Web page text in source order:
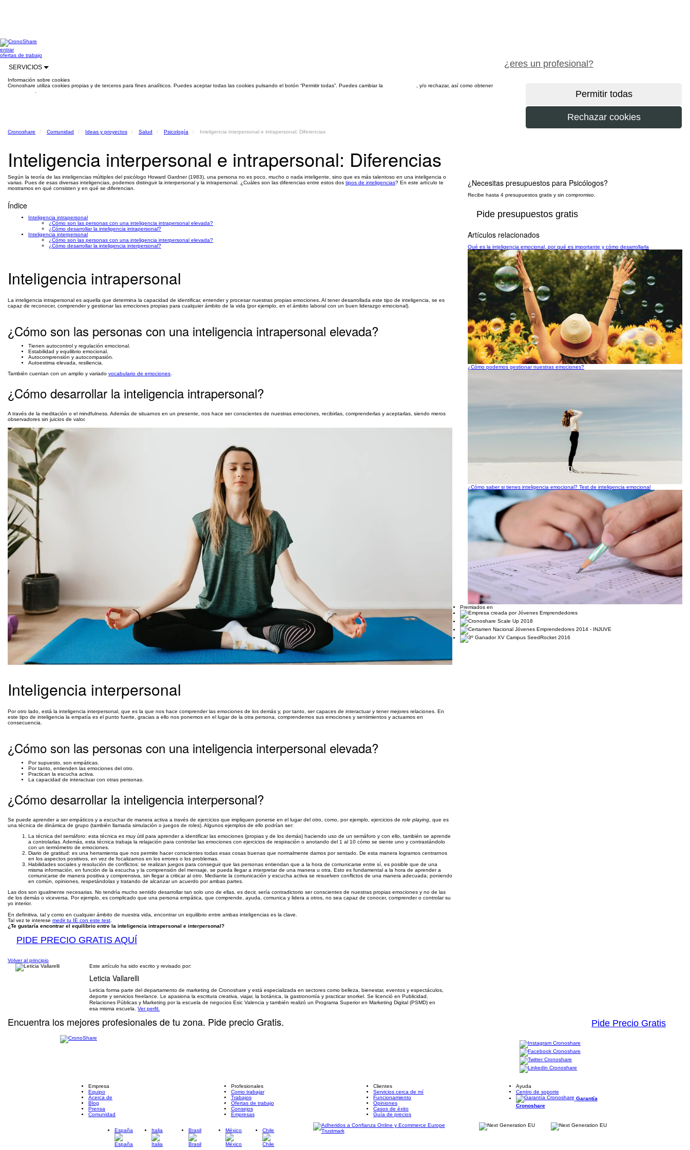
entrar
¿eres un profesional?
ofertas de trabajo
SERVICIOS
Información sobre cookies
Cronoshare utiliza cookies propias y de terceros para fines analíticos. Puedes aceptar todas las cookies pulsando el botón “Permitir todas”. Puedes cambiar la
, y/o rechazar, así como obtener
Cronoshare Comunidad Ideas y proyectos Salud Psicología Inteligencia interpersonal e intrapersonal: Diferencias
Inteligencia interpersonal e intrapersonal: Diferencias
Según la teoría de las inteligencias múltiples del psicólogo Howard Gardner (1983), una persona no es poco, mucho o nada inteligente, sino que es más talentoso en una inteligencia o
varias. Pues de esas diversas inteligencias, podemos distinguir la interpersonal y la intrapersonal. ¿Cuáles son las diferencias entre estos dos tipos de inteligencias? En este artículo te
mostramos en qué consisten y en qué se diferencian.
Índice
Inteligencia intrapersonal
¿Cómo son las personas con una inteligencia intrapersonal elevada?
¿Cómo desarrollar la inteligencia intrapersonal?
Inteligencia interpersonal
¿Cómo son las personas con una inteligencia interpersonal elevada?
¿Cómo desarrollar la inteligencia interpersonal?
Inteligencia intrapersonal
La inteligencia intrapersonal es aquella que determina la capacidad de identificar, entender y procesar nuestras propias emociones. Al tener desarrollada este tipo de inteligencia, se es
capaz de reconocer, comprender y gestionar las emociones propias para cualquier ámbito de la vida (por ejemplo, en el ámbito laboral con un buen liderazgo emocional).
¿Cómo son las personas con una inteligencia intrapersonal elevada?
Tienen autocontrol y regulación emocional.
Estabilidad y equilibrio emocional.
Autocomprensión y autocompasión.
Autoestima elevada, resiliencia.
También cuentan con un amplio y variado vocabulario de emociones
¿Cómo desarrollar la inteligencia intrapersonal?
A través de la meditación o el mindfulness. Además de situarnos en un presente, nos hace ser conscientes de nuestras emociones, recibirlas, comprenderlas y aceptarlas, siendo meros
observadores sin juicios de valor.
Inteligencia interpersonal
Por otro lado, está la inteligencia interpersonal, que es la que nos hace comprender las emociones de los demás y, por tanto, ser capaces de interactuar y tener mejores relaciones. En
este tipo de inteligencia la empatía es el punto fuerte, gracias a ello nos ponemos en el lugar de la otra persona, comprendemos sus emociones y sentimientos y actuamos en
consecuencia.
¿Cómo son las personas con una inteligencia interpersonal elevada?
Por supuesto, son empáticas.
Por tanto, entienden las emociones del otro.
Practican la escucha activa.
La capacidad de interactuar con otras personas.
¿Cómo desarrollar la inteligencia interpersonal?
Se puede aprender a ser empáticos y a escuchar de manera activa a través de ejercicios que impliquen ponerse en el lugar del otro, como, por ejemplo, ejercicios de role playing , que es
una técnica de dinámica de grupo (también llamada simulación o juegos de roles). Algunos ejemplos de ello podrían ser:
La técnica del semáforo: esta técnica es muy útil para aprender a identificar las emociones (propias y de los demás) haciendo uso de un semáforo y con ello, también se aprende
a controlarlas. Además, esta técnica trabaja la relajación para controlar las emociones con ejercicios de respiración o anotando del 1 al 10 cómo se siente uno y contrastándolo
con un termómetro de emociones.
Diario de gratitud: es una herramienta que nos permite hacer conscientes todas esas cosas buenas que normalmente damos por sentado. De esta manera logramos centrarnos
en los aspectos positivos, en vez de focalizarnos en los errores o los problemas.
Habilidades sociales y resolución de conflictos: se realizan juegos para conseguir que las personas entiendan que a la hora de comunicarse entre sí, es posible que de una
misma información, en función de la escucha y la comprensión del mensaje, se pueda llegar a interpretar de una manera u otra. Esto es fundamental a la hora de aprender a
comunicarse de manera positiva y comprensiva, sin llegar a criticar al otro. Mediante la comunicación y escucha activa se resuelven conflictos de una manera adecuada; poniendo
en común, opiniones, respetándolas y tratando de alcanzar un acuerdo por ambas partes.
Las dos son igualmente necesarias. No tendría mucho sentido desarrollar tan solo uno de ellas, es decir, sería contradictorio ser conscientes de nuestras propias emociones y no de las
de los demás o viceversa. Por ejemplo, es complicado que una persona empática, que comprende, ayuda, comunica y lidera a otros, no sea capaz de conocer, comprender o controlar su
yo interior.
En definitiva, tal y como en cualquier ámbito de nuestra vida, encontrar un equilibrio entre ambas inteligencias es la clave.
Tal vez te interese medir tu IE con este test
¿Te gustaría encontrar el equilibrio entre la inteligencia intrapersonal e interpersonal?
PIDE PRECIO GRATIS AQUÍ
Volver al principio
Este artículo ha sido escrito y revisado por:
Leticia Vallarelli
Leticia forma parte del departamento de marketing de Cronoshare y está especializada en sectores como belleza, bienestar, eventos y espectáculos,
deporte y servicios freelance. Le apasiona la escritura creativa, viajar, la botánica, la gastronomía y practicar snorkel. Se licenció en Publicidad,
Relaciones Públicas y Marketing por la escuela de negocios Esic Valencia y también realizó un Programa Superior en Marketing Digital (PSMD) en
esa misma escuela.Ver perfil.
¿Necesitas presupuestos para Psicólogos?
Recibe hasta 4 presupuestos gratis y sin compromiso.
Pide presupuestos gratis
Artículos relacionados
Qué es la inteligencia emocional, por qué es importante y cómo desarrollarla
¿Cómo podemos gestionar nuestras emociones?
¿Cómo saber si tienes inteligencia emocional? Test de inteligencia emocional
Encuentra los mejores profesionales de tu zona. Pide precio Gratis. Pide Precio Gratis
Premiados en
Empresa
Equipo
Acerca de
Blog
Prensa
Comunidad
Profesionales
Como trabajar
Trabajos
Ofertas de trabajo
Consejos
Empresas
Clientes
Servicios cerca de mí
Funcionamiento
Opiniones
Casos de éxito
Guía de precios
Ayuda
Centro de soporte
Garantía
Cronoshare
España Italia Brasil México Chile